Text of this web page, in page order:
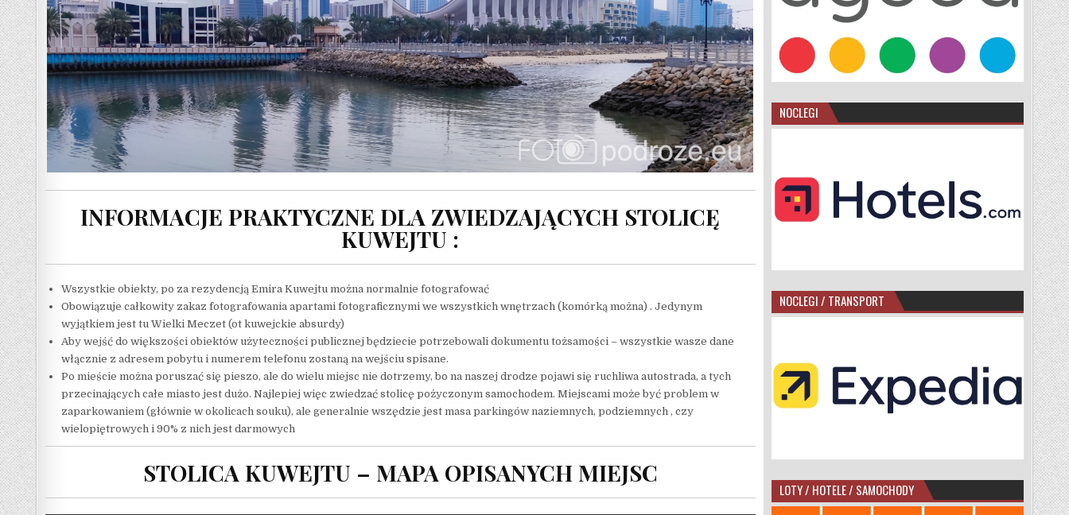
INFORMACJE PRAKTYCZNE DLA ZWIEDZAJĄCYCH STOLICĘ
KUWEJTU :
Wszystkie obiekty, po za rezydencją Emira Kuwejtu można normalnie fotografować
Obowiązuje całkowity zakaz fotografowania apartami fotograficznymi we wszystkich wnętrzach (komórką można) . Jedynym
wyjątkiem jest tu Wielki Meczet (ot kuwejckie absurdy)
Aby wejść do większości obiektów użyteczności publicznej będziecie potrzebowali dokumentu tożsamości – wszystkie wasze dane
włącznie z adresem pobytu i numerem telefonu zostaną na wejściu spisane.
Po mieście można poruszać się pieszo, ale do wielu miejsc nie dotrzemy, bo na naszej drodze pojawi się ruchliwa autostrada, a tych
przecinających całe miasto jest dużo. Najlepiej więc zwiedzać stolicę pożyczonym samochodem. Miejscami może być problem w
zaparkowaniem (głównie w okolicach souku), ale generalnie wszędzie jest masa parkingów naziemnych, podziemnych , czy
wielopiętrowych i 90% z nich jest darmowych
STOLICA KUWEJTU – MAPA OPISANYCH MIEJSC
NOCLEGI
NOCLEGI / TRANSPORT
LOTY / HOTELE / SAMOCHODY